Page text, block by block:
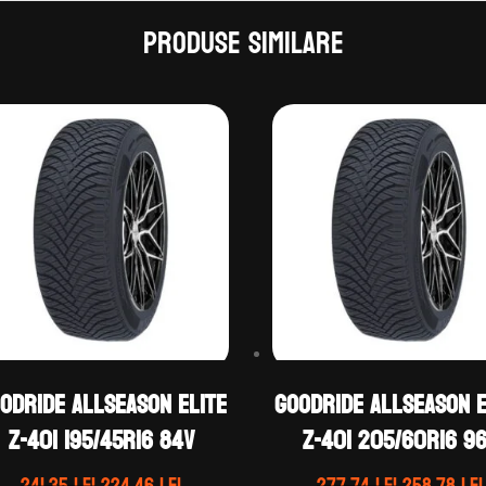
Produse similare
ALLSEASON ELITE
Z-401 195/45R16 84V
GOODRIDE ALLSEASON
Z-401 205/60R16